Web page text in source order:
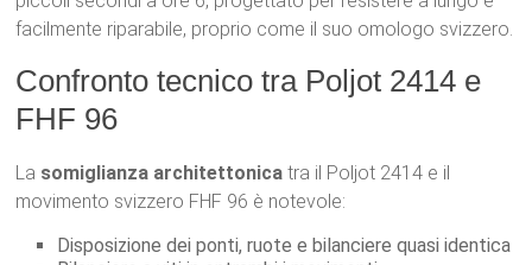
facilmente riparabile, proprio come il suo omologo svizzero.
Confronto tecnico tra Poljot 2414 e
FHF 96
La somiglianza architettonica tra il Poljot 2414 e il
movimento svizzero FHF 96 è notevole:
Disposizione dei ponti, ruote e bilanciere quasi identica